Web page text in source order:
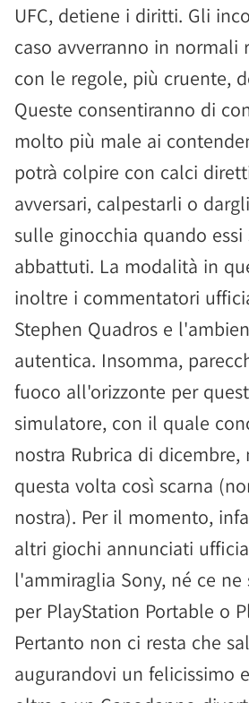
UFC, detiene i diritti. Gli
caso avverranno in normali
con le regole, più cruente,
Queste consentiranno di
molto più male ai
potrà colpire con calci
avversari, calpestarli o
sulle ginocchia quando essi
abbattuti. La modalità in
inoltre i commentatori
Stephen Quadros e
autentica. Insomma,
fuoco all'orizzonte per
simulatore, con il quale
nostra Rubrica di dicembre,
questa volta così scarna
nostra). Per il momento,
altri giochi annunciati
l'ammiraglia Sony, né ce
per PlayStation Portable o
Pertanto non ci resta che
augurandovi un felicissimo